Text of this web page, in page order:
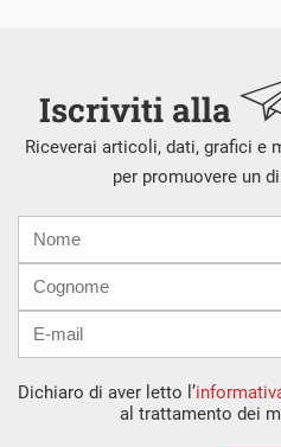
Iscriviti alla
Riceverai articoli, dati, grafici e
per promuovere un
mail
Dichiaro di aver letto l’
al trattamento dei